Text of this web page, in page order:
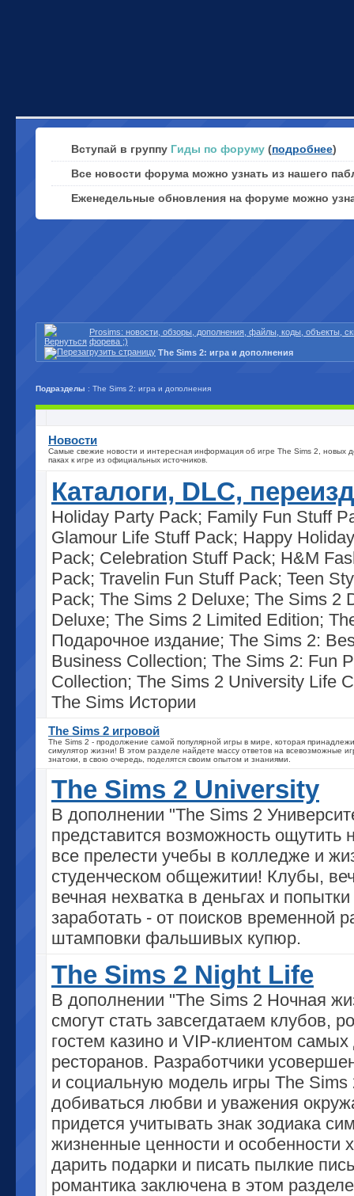
Вступай в группу Гиды по форуму (подробнее)
Все новости форума можно узнать из нашего
Еженедельные обновления на форуме можно
Prosims: новости, обзоры, дополнения, файлы, коды, объекты,
форева ;)
The Sims 2: игра и дополнения
Подразделы : The Sims 2: игра и дополнения
Новости
Самые свежие новости и интересная информация об игре The Sims 2, новых
паках к игре из официальных источников.
Каталоги, DLC,
Holiday Party Pack; Family Fun Stuff
Glamour Life Stuff Pack; Happy
Pack; Celebration Stuff Pack; H&M
Pack; Travelin Fun Stuff Pack; Teen
Pack; The Sims 2 Deluxe; The Sims 2
Deluxe; The Sims 2 Limited Edition;
Подарочное издание; The Sims 2:
Business Collection; The Sims 2: Fun
Collection; The Sims 2 University Life
The Sims Истории
The Sims 2 игровой
The Sims 2 - продолжение самой популярной игры в мире, которая
симулятор жизни! В этом разделе найдете массу ответов на всевозможные
знатоки, в свою очередь, поделятся своим опытом и знаниями.
The Sims 2 University
В дополнении "The Sims 2
представится возможность ощутить
все прелести учебы в колледже и
студенческом общежитии! Клубы,
вечная нехватка в деньгах и попытки
заработать - от поисков временной
штамповки фальшивых купюр.
The Sims 2 Night Life
В дополнении "The Sims 2 Ночная
смогут стать завсегдатаем клубов,
гостем казино и VIP-клиентом самых
ресторанов. Разработчики
и социальную модель игры The Sims
добиваться любви и уважения
придется учитывать знак зодиака
жизненные ценности и особенности
дарить подарки и писать пылкие
романтика заключена в этом